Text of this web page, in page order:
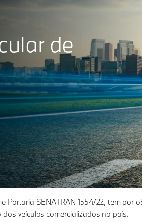
de
Portaria SENATRAN 1554/22, tem
veículos comercializados no país.